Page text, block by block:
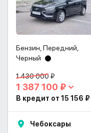
Бензин, Передний,
Черный
1 430 000 ₽
1 387 100 ₽
В кредит от 15 156
Чебоксары